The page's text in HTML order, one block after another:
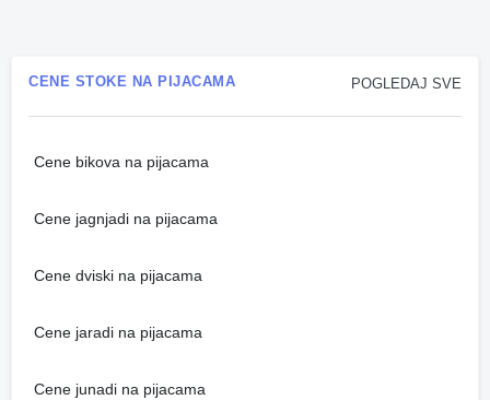
POGLEDAJ SVE
CENE STOKE NA PIJACAMA
Cene bikova na pijacama
Cene jagnjadi na pijacama
Cene dviski na pijacama
Cene jaradi na pijacama
Cene junadi na pijacama